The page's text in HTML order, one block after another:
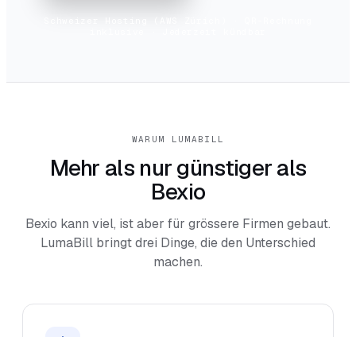
WARUM LUMABILL
Mehr als nur günstiger als
Bexio
Bexio kann viel, ist aber für grössere Firmen gebaut.
LumaBill bringt drei Dinge, die den Unterschied
machen.